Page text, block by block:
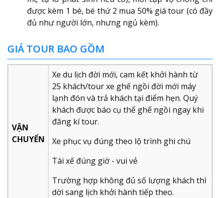
được kèm 1 bé, bé thứ 2 mua 50% giá tour (có đầy
đủ như người lớn, nhưng ngủ kèm).
GIÁ TOUR BAO GỒM
VẬN
CHUYỂN
Xe du lịch đời mới, cam kết khởi hành từ
25 khách/tour xe ghế ngồi đời mới máy
lạnh đón và trả khách tại điểm hẹn. Quý
khách được báo cụ thể ghế ngồi ngay khi
đăng kí tour.
Xe phục vụ đúng theo lộ trình ghi chú
Tài xế đúng giờ - vui vẻ
Trường hợp không đủ số lượng khách thì
dời sang lịch khởi hành tiếp theo.